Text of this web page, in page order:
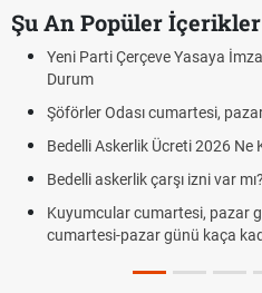
Şu An Popüler İçerikler
Yeni Parti Çerçeve Yasaya
Durum
Şöförler Odası cumartesi,
Bedelli Askerlik Ücreti 2026 Ne
Bedelli askerlik çarşı izni var
Kuyumcular cumartesi, pazar
cumartesi-pazar günü kaça